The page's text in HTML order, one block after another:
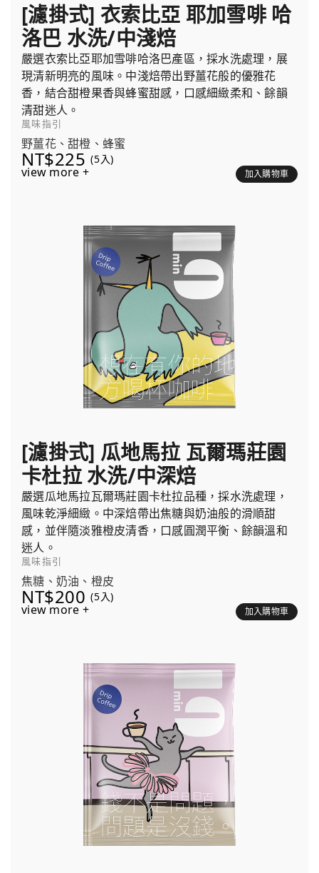
[濾掛式] 衣索比亞 耶加雪啡 哈
洛巴 水洗/中淺焙
嚴選衣索比亞耶加雪啡哈洛巴產區，採水洗處理，展
現清新明亮的風味。中淺焙帶出野薑花般的優雅花
香，結合甜橙果香與蜂蜜甜感，口感細緻柔和、餘韻
清甜迷人。
風味指引
野薑花、甜橙、蜂蜜
NT$225 (5入)
view more + 加入購物車
[濾掛式] 瓜地馬拉 瓦爾瑪莊園
卡杜拉 水洗/中深焙
嚴選瓜地馬拉瓦爾瑪莊園卡杜拉品種，採水洗處理，
風味乾淨細緻。中深焙帶出焦糖與奶油般的滑順甜
感，並伴隨淡雅橙皮清香，口感圓潤平衡、餘韻溫和
迷人。
風味指引
焦糖、奶油、橙皮
NT$200 (5入)
view more + 加入購物車